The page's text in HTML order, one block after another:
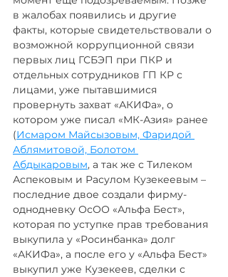
в жалобах появились и другие
факты, которые свидетельствовали о
возможной коррупционной связи
первых лиц ГСБЭП при ПКР и
отдельных сотрудников ГП КР с
лицами, уже пытавшимися
провернуть захват «АКИФа», о
котором уже писал «МК-Азия» ранее
(Исмаром Майсызовым, Фаридой
Аблямитовой, Болотом
Абдыкаровым, а так же с Тилеком
Аспековым и Расулом Кузекеевым –
последние двое создали фирму-
однодневку ОсОО «Альфа Бест»,
которая по уступке прав требования
выкупила у «Росинбанка» долг
«АКИФа», а после его у «Альфа Бест»
выкупил уже Кузекеев, сделки с